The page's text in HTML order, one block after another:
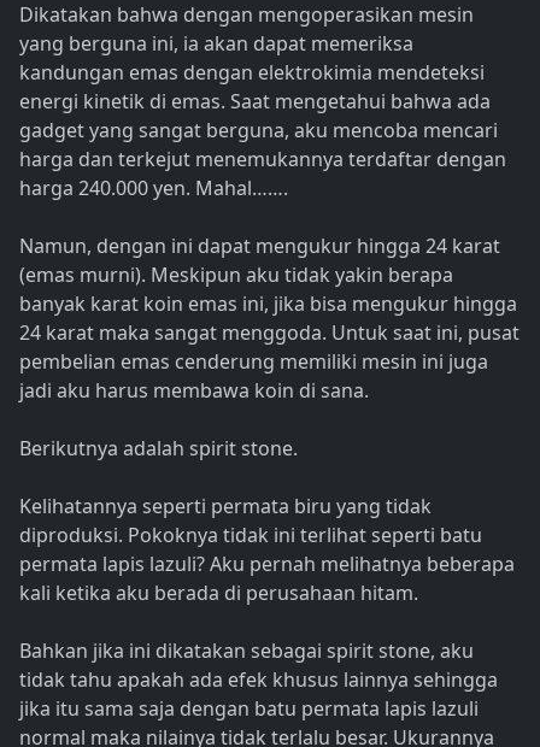
Dikatakan bahwa dengan mengoperasikan mesin
yang berguna ini, ia akan dapat memeriksa
kandungan emas dengan elektrokimia mendeteksi
energi kinetik di emas. Saat mengetahui bahwa ada
gadget yang sangat berguna, aku mencoba mencari
harga dan terkejut menemukannya terdaftar dengan
harga 240.000 yen. Mahal…….
Namun, dengan ini dapat mengukur hingga 24 karat
(emas murni). Meskipun aku tidak yakin berapa
banyak karat koin emas ini, jika bisa mengukur hingga
24 karat maka sangat menggoda. Untuk saat ini, pusat
pembelian emas cenderung memiliki mesin ini juga
jadi aku harus membawa koin di sana.
Berikutnya adalah spirit stone.
Kelihatannya seperti permata biru yang tidak
diproduksi. Pokoknya tidak ini terlihat seperti batu
permata lapis lazuli? Aku pernah melihatnya beberapa
kali ketika aku berada di perusahaan hitam.
Bahkan jika ini dikatakan sebagai spirit stone, aku
tidak tahu apakah ada efek khusus lainnya sehingga
jika itu sama saja dengan batu permata lapis lazuli
normal maka nilainya tidak terlalu besar. Ukurannya